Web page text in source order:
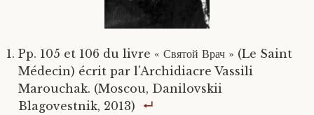
Pp. 105 et 106 du livre « Святой Врач » (Le Saint
Médecin) écrit par l'Archidiacre Vassili
Marouchak. (Moscou, Danilovskii
Blagovestnik, 2013)